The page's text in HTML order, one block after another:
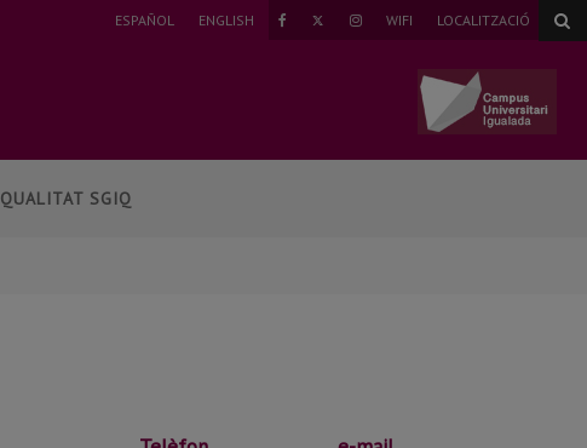
FAEBOOKTWITTERINSTAGRAM
WIFI LOCALITZACIÓ
ESPAÑOL ENGLISH
QUALITAT SGIQ